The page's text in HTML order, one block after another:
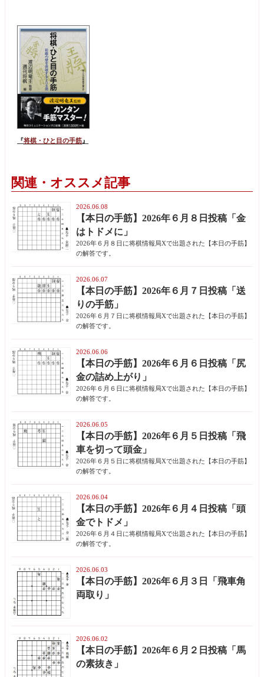
『将棋・ひと目の手筋 』
関連・オススメ記事
2026.06.08
【本日の手筋】2026年６月８日投稿「金
はトドメに」
2026年６月８日に将棋情報局Xで出題された【本日の手筋】
の解答です。
2026.06.07
【本日の手筋】2026年６月７日投稿「送
りの手筋」
2026年６月７日に将棋情報局Xで出題された【本日の手筋】
の解答です。
2026.06.06
【本日の手筋】2026年６月６日投稿「尻
金の詰め上がり」
2026年６月６日に将棋情報局Xで出題された【本日の手筋】
の解答です。
2026.06.05
【本日の手筋】2026年６月５日投稿「飛
車を切って頭金」
2026年６月５日に将棋情報局Xで出題された【本日の手筋】
の解答です。
2026.06.04
【本日の手筋】2026年６月４日投稿「頭
金でトドメ」
2026年６月４日に将棋情報局Xで出題された【本日の手筋】
の解答です。
2026.06.03
【本日の手筋】2026年６月３日「飛車角
両取り」
2026.06.02
【本日の手筋】2026年６月２日投稿「馬
の素抜き」